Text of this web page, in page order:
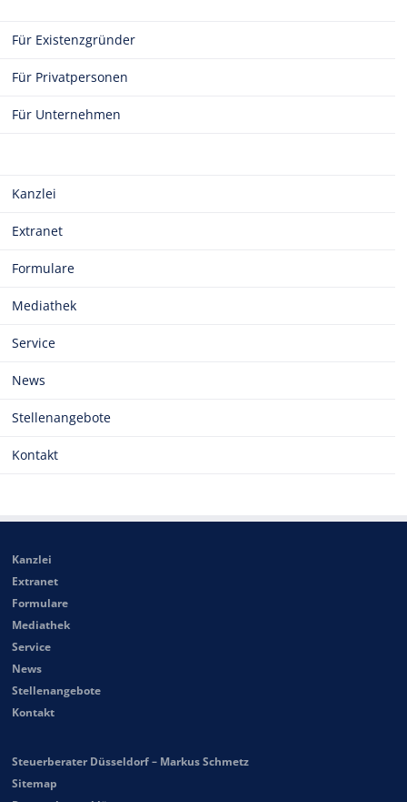
Für Existenzgründer
Für Privatpersonen
Für Unternehmen
Kanzlei
Extranet
Formulare
Mediathek
Service
News
Stellenangebote
Kontakt
Kanzlei
Extranet
Formulare
Mediathek
Service
News
Stellenangebote
Kontakt
Steuerberater Düsseldorf – Markus Schmetz
Sitemap